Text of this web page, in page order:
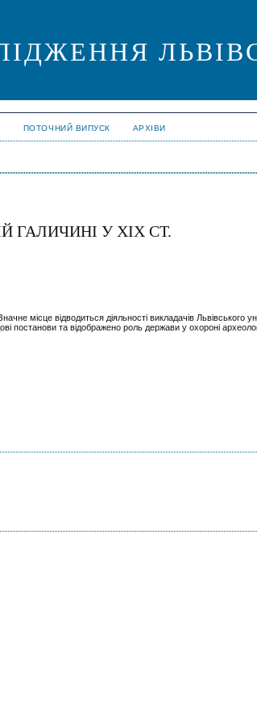
ПОТОЧНИЙ ВИПУСК АРХІВИ
ГАЛИЧИНІ У ХІХ СТ.
місце відводиться діяльності викладачів Львівського
постанови та відображено роль держави у охороні